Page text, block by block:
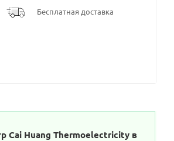
Бесплатная доставка
Cai Huang Thermoelectricity в